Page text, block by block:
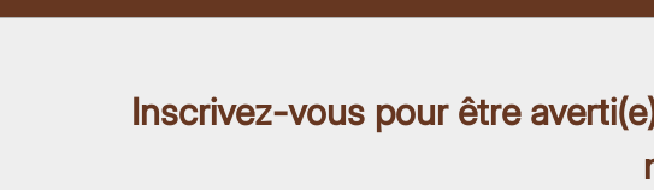
Inscrivez-vous pour être